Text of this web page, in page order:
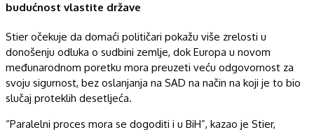
budućnost vlastite države
Stier očekuje da domaći političari pokažu više zrelosti u
donošenju odluka o sudbini zemlje, dok Europa u novom
međunarodnom poretku mora preuzeti veću odgovornost za
svoju sigurnost, bez oslanjanja na SAD na način na koji je to bio
slučaj proteklih desetljeća.
“Paralelni proces mora se dogoditi i u BiH”, kazao je Stier,